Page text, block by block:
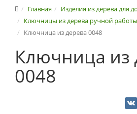
Главная
Изделия из дерева для
Ключницы из дерева ручной работы
Ключница из дерева 0048
Ключница из
0048